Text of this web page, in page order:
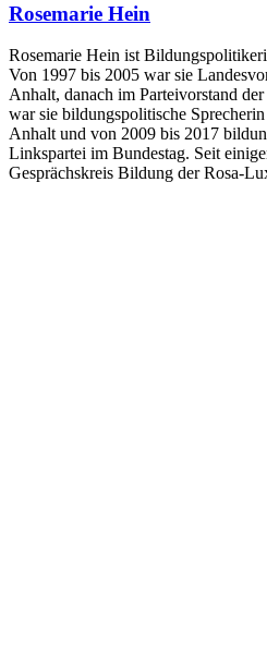
Rosemarie Hein
Rosemarie Hein ist
Von 1997 bis 2005 war sie
Anhalt, danach im Parteivorstand
war sie bildungspolitische
Anhalt und von 2009 bis 2017
Linkspartei im Bundestag. Seit
Gesprächskreis Bildung der Rosa-